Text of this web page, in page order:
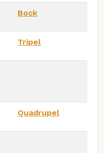
Bock
Tripel
Quadrupel